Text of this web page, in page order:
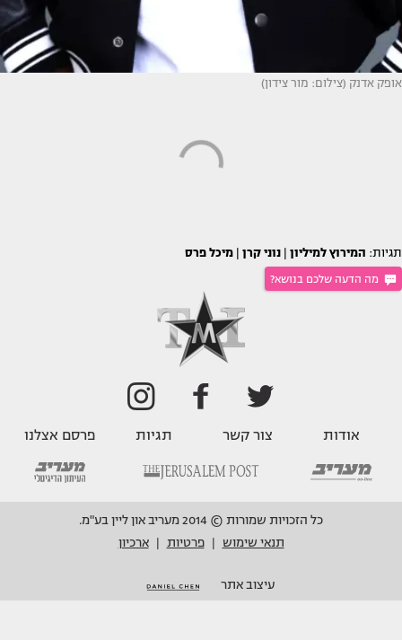
אופק אדנק (צילום: מור צידון)
תגיות: המירוץ למיליון נוני קרן מיכל פרס
מה הדעה שלכם בנושא?
אודות צור קשר תגיות פרסם אצלנו
כל הזכויות שמורות © 2014 מעריב און ליין בע"מ.
תנאי שימוש
פרטיות ארכיון
עיצוב אתר